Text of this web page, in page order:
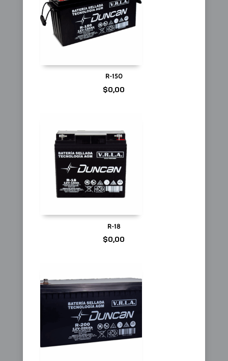
R-150
$0,00
R-18
$0,00